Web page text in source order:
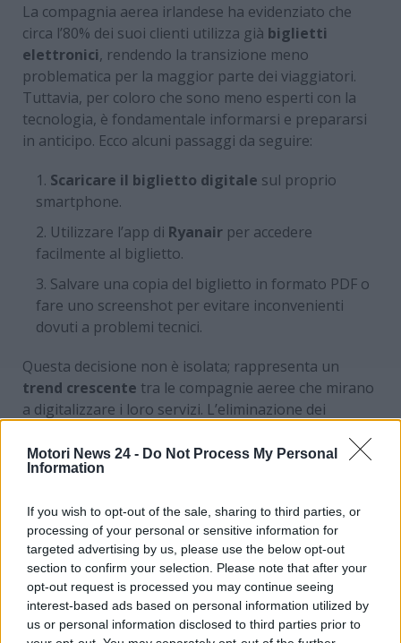
Motori News 24 - Do Not Process My Personal
Information
If you wish to opt-out of the sale, sharing to third parties, or
processing of your personal or sensitive information for
targeted advertising by us, please use the below opt-out
section to confirm your selection. Please note that after your
opt-out request is processed you may continue seeing
interest-based ads based on personal information utilized by
us or personal information disclosed to third parties prior to
La compagnia aerea irlandese ha evidenziato che
circa l’80% dei suoi clienti utilizza già biglietti
elettronici, rendendo la transizione meno
problematica per la maggior parte dei viaggiatori.
Tuttavia, per coloro che sono meno esperti con la
tecnologia, è fondamentale informarsi e prepararsi
in anticipo. Ecco alcuni passaggi da seguire:
Scaricare il biglietto digitale sul proprio
smartphone.
Utilizzare l’app di Ryanair per accedere
facilmente al biglietto.
Salvare una copia del biglietto in formato PDF o
fare uno screenshot per evitare inconvenienti
dovuti a problemi tecnici.
Questa decisione non è isolata; rappresenta un
trend crescente tra le compagnie aeree che mirano
a digitalizzare i loro servizi. L’eliminazione dei
imbarco, ma ha anche un impatto positivo
sull’ambiente, riducendo il consumo di carta e
compagnie aeree che hanno già adottato politiche
simili, contribuendo a un futuro più sostenibile per il
settore dell’aviazione.
Novità nell’app e restrizioni